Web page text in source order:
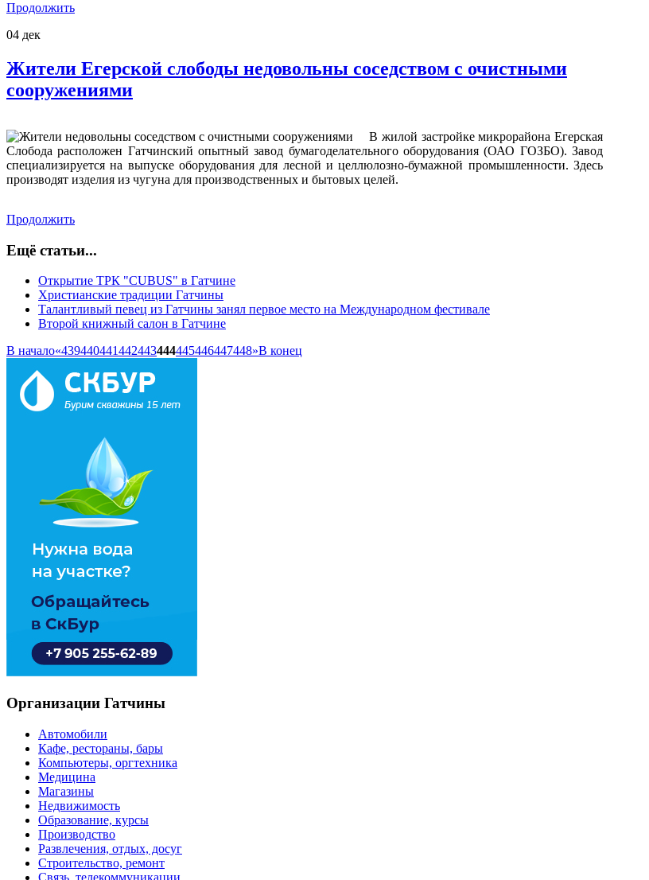
Продолжить
04 дек
Жители Егерской слободы недовольны соседством с очистными
сооружениями
В жилой застройке микрорайона Егерская
Слобода расположен Гатчинский опытный завод бумагоделательного оборудования (ОАО ГОЗБО). Завод
специализируется на выпуске оборудования для лесной и целлюлозно-бумажной промышленности. Здесь
производят изделия из чугуна для производственных и бытовых целей.
Продолжить
Ещё статьи...
Открытие ТРК "CUBUS" в Гатчине
Христианские традиции Гатчины
Талантливый певец из Гатчины занял первое место на Международном фестивале
Второй книжный салон в Гатчине
В начало«439440441442443444445446447448»В конец
Организации Гатчины
Автомобили
Кафе, рестораны, бары
Компьютеры, оргтехника
Медицина
Магазины
Недвижимость
Образование, курсы
Производство
Развлечения, отдых, досуг
Строительство, ремонт
Связь, телекоммуникации,